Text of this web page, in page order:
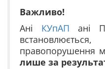
Важливо!
Ані КУпАП ані
правопорушення
лише за